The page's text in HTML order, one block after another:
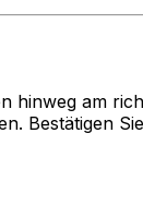
hinweg am
Bestätigen